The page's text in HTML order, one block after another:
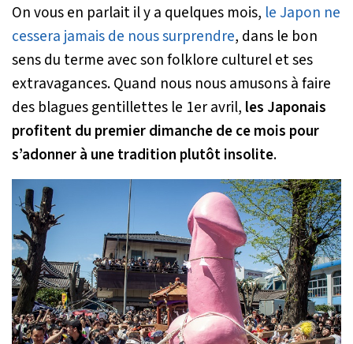
On vous en parlait il y a quelques mois, le Japon ne
cessera jamais de nous surprendre, dans le bon
sens du terme avec son folklore culturel et ses
extravagances. Quand nous nous amusons à faire
des blagues gentillettes le 1er avril, les Japonais
profitent du premier dimanche de ce mois pour
s’adonner à une tradition plutôt insolite.